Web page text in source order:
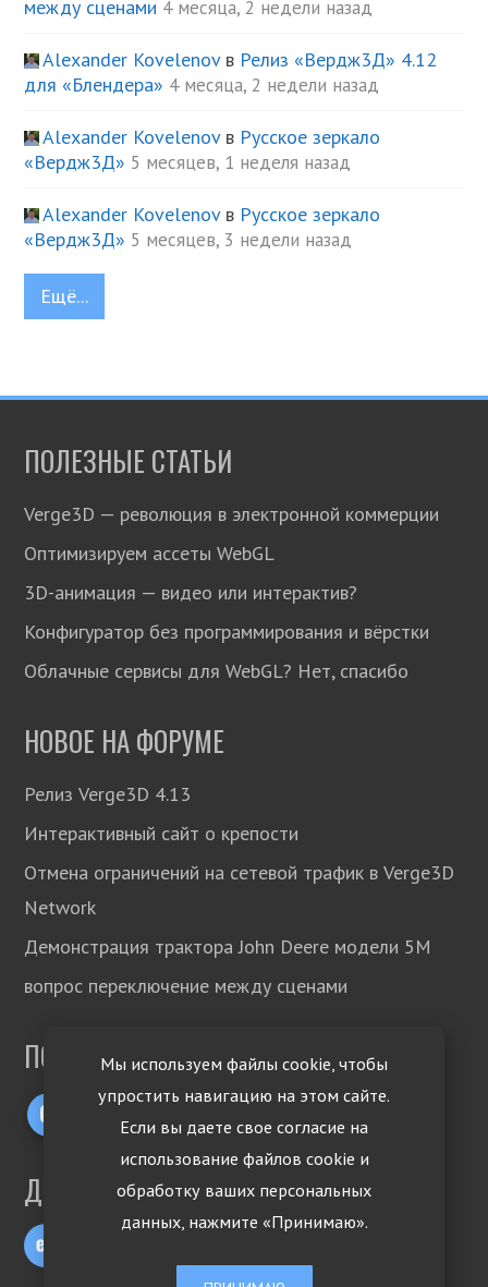
Мы используем файлы cookie, чтобы
упростить навигацию на этом сайте.
Если вы даете свое согласие на
использование файлов cookie и
обработку ваших персональных
данных, нажмите «Принимаю».
между сценами 4 месяца, 2 недели назад
Alexander Kovelenovв Релиз «Вердж3Д» 4.12
для «Блендера» 4 месяца, 2 недели назад
Alexander Kovelenovв Русское зеркало
«Вердж3Д» 5 месяцев, 1 неделя назад
Alexander Kovelenovв Русское зеркало
«Вердж3Д» 5 месяцев, 3 недели назад
Ещё...
ПОЛЕЗНЫЕ СТАТЬИ
Verge3D — революция в электронной коммерции
Оптимизируем ассеты WebGL
3D-анимация — видео или интерактив?
Конфигуратор без программирования и вёрстки
Облачные сервисы для WebGL? Нет, спасибо
НОВОЕ НА ФОРУМЕ
Релиз Verge3D 4.13
Интерактивный сайт о крепости
Отмена ограничений на сетевой трафик в Verge3D
Network
Демонстрация трактора John Deere модели 5М
вопрос переключение между сценами
ПОДПИСЫВАЙТЕСЬ!
ДРУГИЕ ЯЗЫКИ